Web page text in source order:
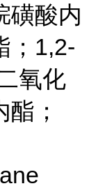
磺酸内
；1,2-
氧化
；